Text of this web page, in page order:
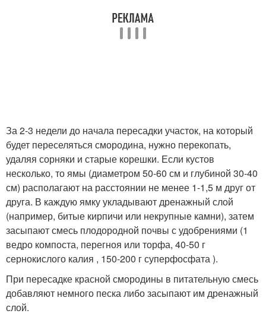
За 2-3 недели до начала пересадки участок, на который
будет переселяться смородина, нужно перекопать,
удаляя сорняки и старые корешки. Если кустов
несколько, то ямы (диаметром 50-60 см и глубиной 30-40
см) располагают на расстоянии не менее 1-1,5 м друг от
друга. В каждую ямку укладывают дренажный слой
(например, битые кирпичи или некрупные камни), затем
засыпают смесь плодородной почвы с удобрениями (1
ведро компоста, перегноя или торфа, 40-50 г
сернокислого калия , 150-200 г суперфосфата ).
При пересадке красной смородины в питательную смесь
добавляют немного песка либо засыпают им дренажный
слой.